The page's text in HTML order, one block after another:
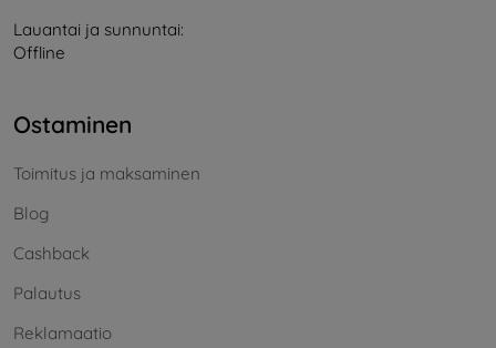
Lauantai ja sunnuntai:
Offline
Ostaminen
Toimitus ja maksaminen
Blog
Cashback
Palautus
Reklamaatio